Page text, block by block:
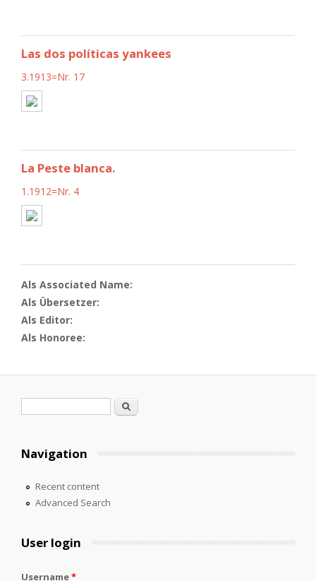
Las dos políticas yankees
3.1913=Nr. 17
La Peste blanca.
1.1912=Nr. 4
Als Associated Name:
Als Übersetzer:
Als Editor:
Als Honoree:
Search
Navigation
Recent content
Advanced Search
User login
Username*